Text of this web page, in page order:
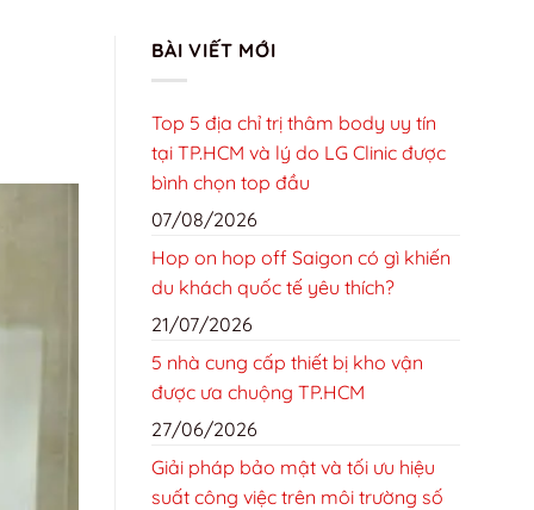
BÀI VIẾT MỚI
Top 5 địa chỉ trị thâm body uy tín
tại TP.HCM và lý do LG Clinic được
bình chọn top đầu
07/08/2026
Hop on hop off Saigon có gì khiến
du khách quốc tế yêu thích?
21/07/2026
5 nhà cung cấp thiết bị kho vận
được ưa chuộng TP.HCM
27/06/2026
Giải pháp bảo mật và tối ưu hiệu
suất công việc trên môi trường số